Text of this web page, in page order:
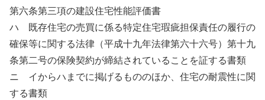
第六条第三項の建設住宅性能評価書
ハ 既存住宅の売買に係る特定住宅瑕疵担保責任の履行の
確保等に関する法律（平成十九年法律第六十六号）第十九
条第二号の保険契約が締結されていることを証する書類
ニ イからハまでに掲げるもののほか、住宅の耐震性に関
する書類